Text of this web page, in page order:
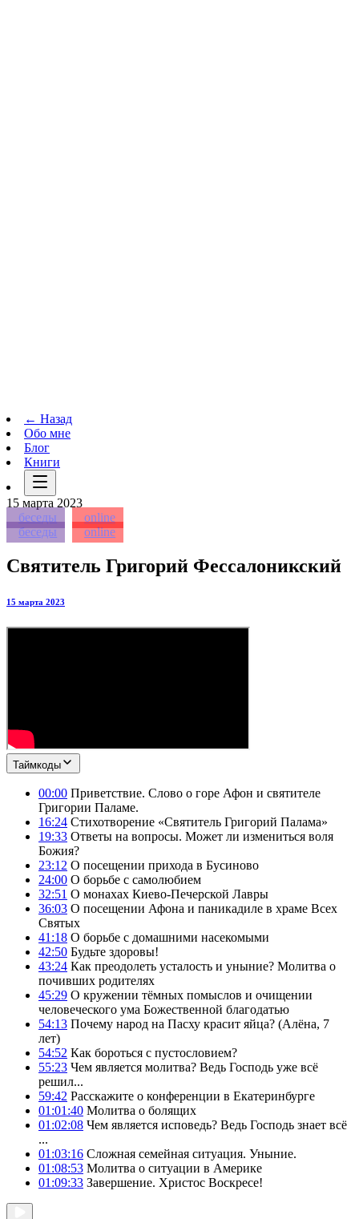
← Назад
Обо мне
Блог
Книги
15 марта 2023
беседы
online
беседы
online
Святитель Григорий Фессалоникский
15 марта 2023
Таймкоды
00:00 Приветствие. Слово о горе Афон и святителе
Григории Паламе.
16:24 Стихотворение «Святитель Григорий Палама»
19:33 Ответы на вопросы. Может ли измениться воля
Божия?
23:12 О посещении прихода в Бусиново
24:00 О борьбе с самолюбием
32:51 О монахах Киево-Печерской Лавры
36:03 О посещении Афона и паникадиле в храме Всех
Святых
41:18 О борьбе с домашними насекомыми
42:50 Будьте здоровы!
43:24 Как преодолеть усталость и уныние? Молитва о
почивших родителях
45:29 О кружении тёмных помыслов и очищении
человеческого ума Божественной благодатью
54:13 Почему народ на Пасху красит яйца? (Алёна, 7
лет)
54:52 Как бороться с пустословием?
55:23 Чем является молитва? Ведь Господь уже всё
решил...
59:42 Расскажите о конференции в Екатеринбурге
01:01:40 Молитва о болящих
01:02:08 Чем является исповедь? Ведь Господь знает всё
...
01:03:16 Сложная семейная ситуация. Уныние.
01:08:53 Молитва о ситуации в Америке
01:09:33 Завершение. Христос Воскресе!